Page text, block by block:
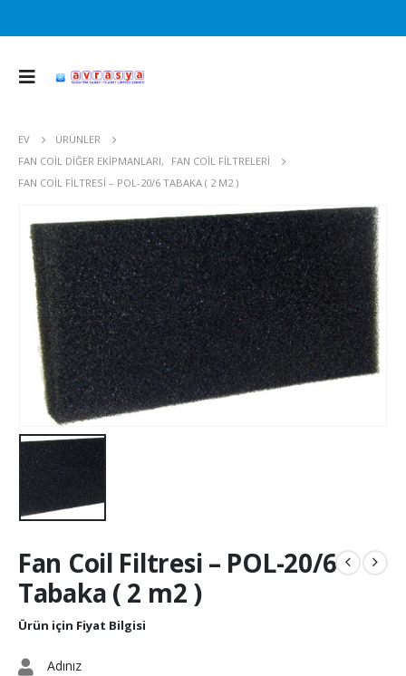
EV
ÜRÜNLER
FAN COIL DIĞER EKIPMANLARI,
FAN COIL FILTRELERI
FAN COIL FILTRESI – POL-20/6 TABAKA ( 2 M2 )
Fan Coil Filtresi – POL-20/6
Tabaka ( 2 m2 )
Ürün için Fiyat Bilgisi
Adınız